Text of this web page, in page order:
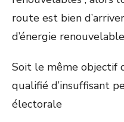
route est bien
d’énergie
Soit le même objectif
qualifié d’insuffisant
électorale